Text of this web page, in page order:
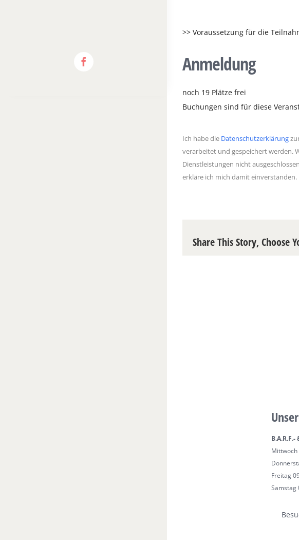
>> Voraussetzung für die
Anmeldung
noch 19 Plätze frei
Buchungen sind für diese
Ich habe die Datenschutzerklärung
verarbeitet und gespeichert werden.
Dienstleistungen nicht
erkläre ich mich damit einverstanden.
Share This Story, Choose
Mittwoch
Freitag
Samstag